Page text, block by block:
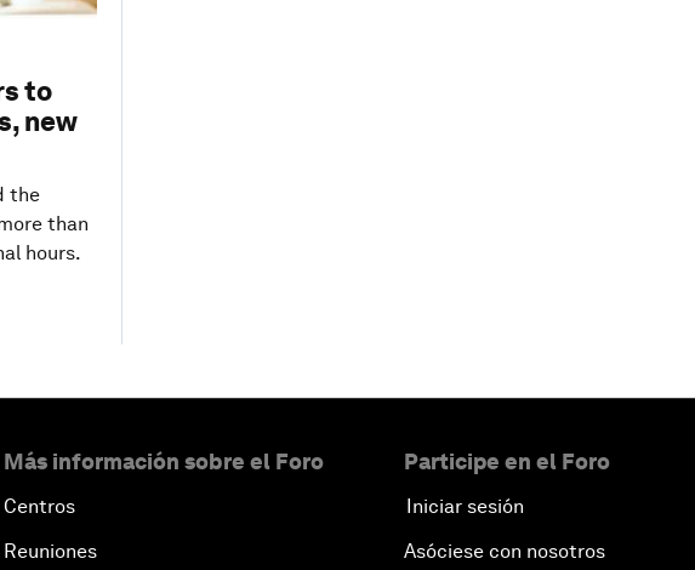
to
new
the
than
hours.
Más información sobre el Foro
Centros
Reuniones
Participe en el Foro
Iniciar sesión
Asóciese con nosotros